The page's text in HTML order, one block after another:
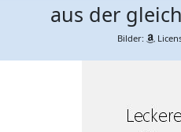
aus der
Bilder: